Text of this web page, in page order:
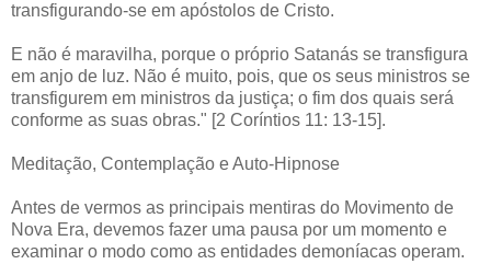
transfigurando-se em apóstolos de Cristo.
E não é maravilha, porque o próprio Satanás se transfigura
em anjo de luz. Não é muito, pois, que os seus ministros se
transfigurem em ministros da justiça; o fim dos quais será
conforme as suas obras." [2 Coríntios 11: 13-15].
Meditação, Contemplação e Auto-Hipnose
Antes de vermos as principais mentiras do Movimento de
Nova Era, devemos fazer uma pausa por um momento e
examinar o modo como as entidades demoníacas operam.